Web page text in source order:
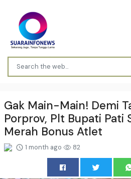
Gak Main-Main! Demi
Porprov, Plt Bupati Pati
Merah Bonus Atlet
1 month ago 82